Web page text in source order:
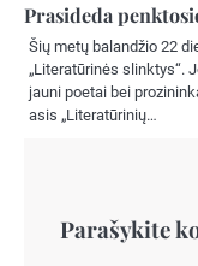
Prasideda
Šių metų balandžio 22
„Literatūrinės slinktys“.
jauni poetai bei
asis „Literatūrinių…
Parašykite